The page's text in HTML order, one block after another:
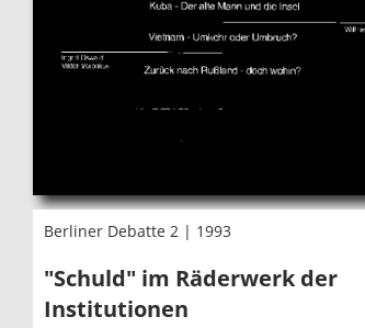
Berliner Debatte 2 | 1993
"Schuld" im Räderwerk der
Institutionen